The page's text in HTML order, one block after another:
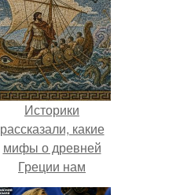
Историки
рассказали, какие
мифы о древней
Греции нам
навязало кино.